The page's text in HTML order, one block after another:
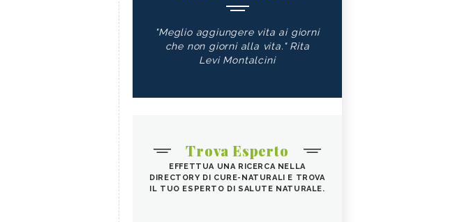
"Meglio aggiungere vita ai giorni
che non giorni alla vita." Rita
Levi Montalcini
Trova Esperto
EFFETTUA UNA RICERCA NELLA
DIRECTORY DI CURE-NATURALI E TROVA
IL TUO ESPERTO DI SALUTE NATURALE.